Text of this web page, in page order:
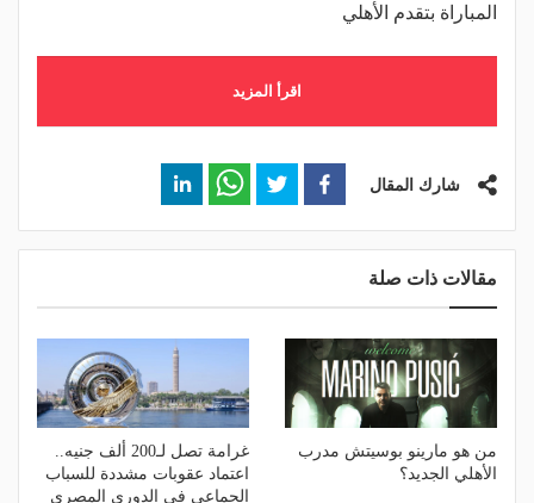
المباراة بتقدم الأهلي
اقرأ المزيد
شارك المقال
مقالات ذات صلة
من هو مارينو بوسيتش مدرب
الأهلي الجديد؟
غرامة تصل لـ200 ألف جنيه..
اعتماد عقوبات مشددة للسباب
الجماعي في الدوري المصري